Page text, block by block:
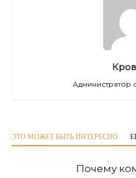
Администратор
ЭТО МОЖЕТ БЫТЬ ИНТЕРЕСНО
Почему